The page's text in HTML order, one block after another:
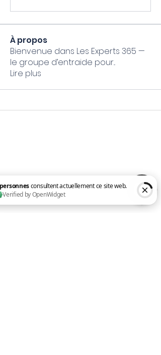
À propos
Bienvenue dans Les Experts 365 —
le groupe d’entraide pour...
Lire plus
accueil@moncoach365.academy
Particuliers / Indépendants
Entreprises